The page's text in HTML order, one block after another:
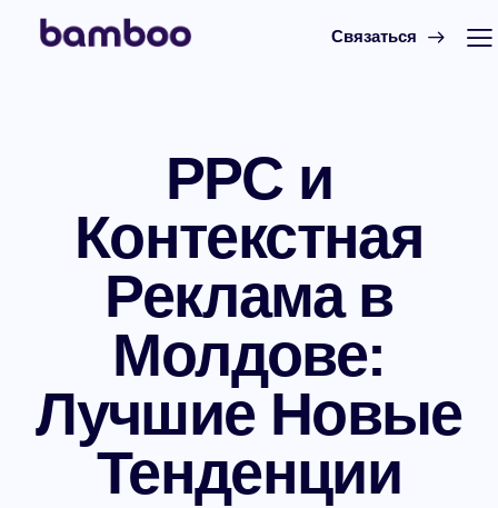
Связаться
PPC и
Контекстная
Реклама в
Молдове:
Лучшие Новые
Тенденции